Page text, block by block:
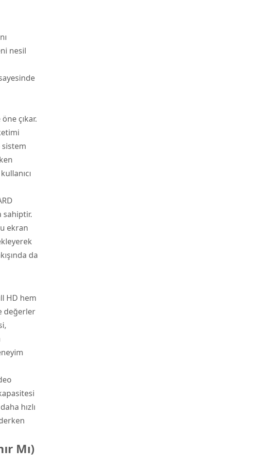
nesil
çıkar.
sistem
sahiptir.
ekran
da
HD hem
değerler
hızlı
Mı)